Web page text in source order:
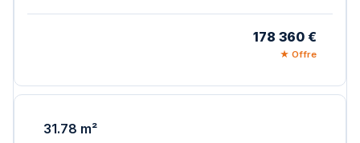
178 360 €
★ Offre
31.78 m²